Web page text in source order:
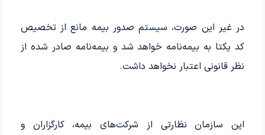
در غیر این صورت، سیستم صدور بیمه مانع از تخصیص
کد یکتا به بیمه‌نامه خواهد شد و بیمه‌نامه صادر شده از
نظر قانونی اعتبار نخواهد داشت.
این سازمان نظارتی از شرکت‌های بیمه، کارگزاران و